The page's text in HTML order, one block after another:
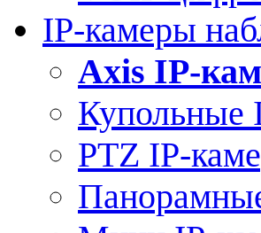
IP-камеры
Axis IP-
Купольные
PTZ IP-